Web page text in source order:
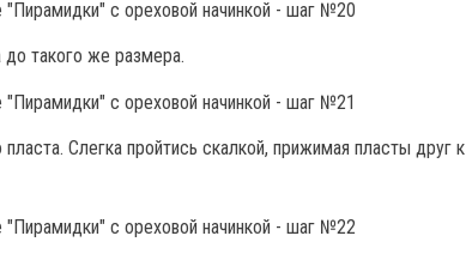
до такого же размера.
Слегка пройтись скалкой, прижимая пласты друг к